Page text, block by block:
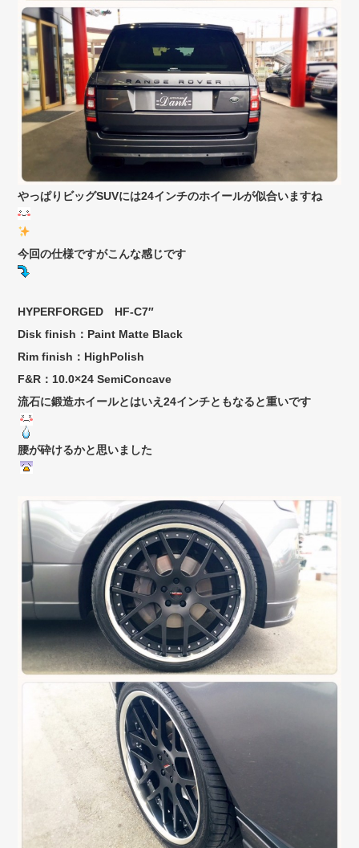
やっぱりビッグSUVには24インチのホイールが似合いますね
今回の仕様ですがこんな感じです
HYPERFORGED HF-C7″
Disk finish：Paint Matte Black
Rim finish：HighPolish
F&R：10.0×24 SemiConcave
流石に鍛造ホイールとはいえ24インチともなると重いです
腰が砕けるかと思いました